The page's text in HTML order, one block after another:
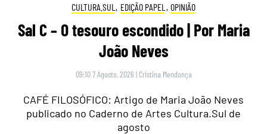
CULTURA.SUL , EDIÇÃO PAPEL , OPINIÃO
Sal C – O tesouro escondido | Por Maria
João Neves
09:10 7 Agosto, 2026 | Cristina Mendonça
CAFÉ FILOSÓFICO: Artigo de Maria João Neves
publicado no Caderno de Artes Cultura.Sul de
agosto